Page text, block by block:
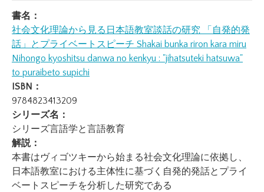
書名：
社会文化理論から見る日本語教室談話の研究 「自発的発
話」とプライベートスピーチ Shakai bunka riron kara miru
Nihongo kyoshitsu danwa no kenkyu : "jihatsuteki hatsuwa"
to puraibeto supichi
ISBN：
9784823413209
シリーズ名：
シリーズ言語学と言語教育
解説：
本書はヴィゴツキーから始まる社会文化理論に依拠し、
日本語教室における主体性に基づく自発的発話とプライ
ベートスピーチを分析した研究である